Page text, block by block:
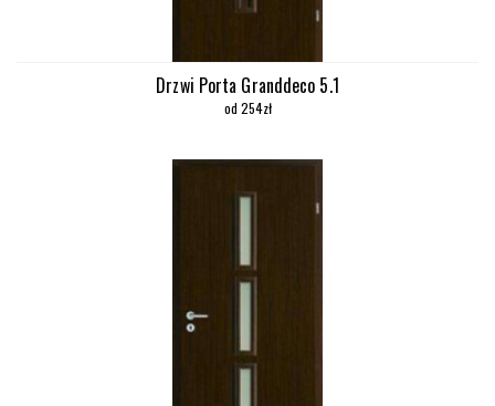
Drzwi Porta Granddeco 5.1
od 254zł